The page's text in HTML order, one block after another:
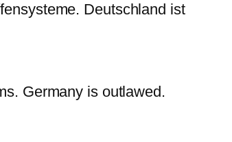
Deutschland ist
Germany is outlawed.